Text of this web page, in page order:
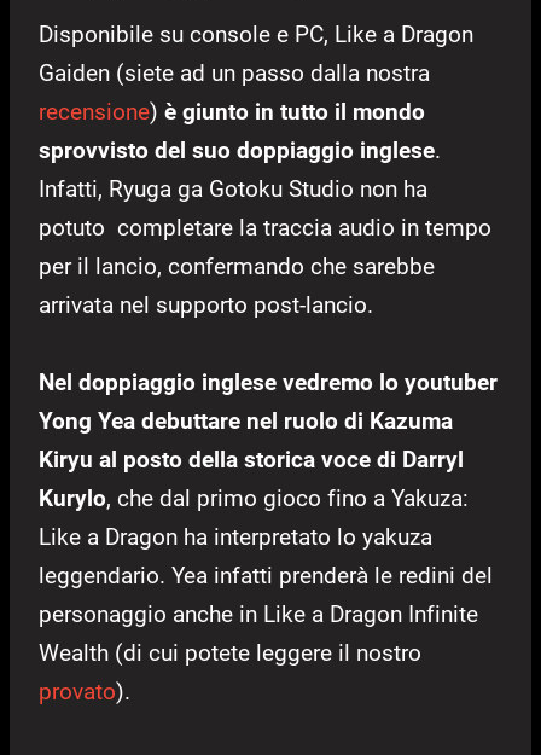
Disponibile su console e PC, Like a Dragon
Gaiden (siete ad un passo dalla nostra
recensione) è giunto in tutto il mondo
sprovvisto del suo doppiaggio inglese.
Infatti, Ryuga ga Gotoku Studio non ha
potuto completare la traccia audio in tempo
per il lancio, confermando che sarebbe
arrivata nel supporto post-lancio.
Nel doppiaggio inglese vedremo lo youtuber
Yong Yea debuttare nel ruolo di Kazuma
Kiryu al posto della storica voce di Darryl
Kurylo, che dal primo gioco fino a Yakuza:
Like a Dragon ha interpretato lo yakuza
leggendario. Yea infatti prenderà le redini del
personaggio anche in Like a Dragon Infinite
Wealth (di cui potete leggere il nostro
provato).